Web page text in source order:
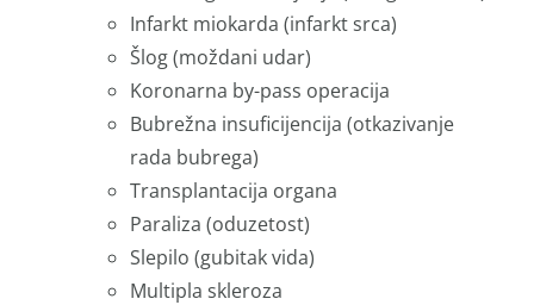
Infarkt miokarda (infarkt srca)
Šlog (moždani udar)
Koronarna by-pass operacija
Bubrežna insuﬁcijencija (otkazivanje
rada bubrega)
Transplantacija organa
Paraliza (oduzetost)
Slepilo (gubitak vida)
Multipla skleroza